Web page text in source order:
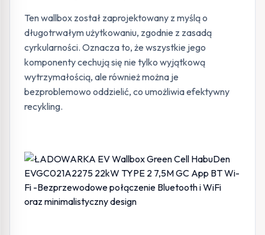
Ten wallbox został zaprojektowany z myślą o
długotrwałym użytkowaniu, zgodnie z zasadą
cyrkularności. Oznacza to, że wszystkie jego
komponenty cechują się nie tylko wyjątkową
wytrzymałością, ale również można je
bezproblemowo oddzielić, co umożliwia efektywny
recykling.